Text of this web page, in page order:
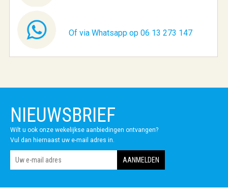
Of via Whatsapp op 06 13 273 147
NIEUWSBRIEF
Wilt u ook onze wekelijkse aanbiedingen ontvangen?
Vul dan hiernaast uw e-mail adres in.